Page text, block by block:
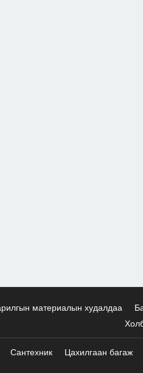
материалын худалдаа
Сантехник Цахилгаан багаж